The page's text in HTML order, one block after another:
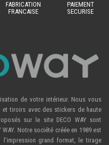
FABRICATION
FRANCAISE
PAIEMENT
SECURISE
de votre intérieur. Nous vous
et tiroirs avec des stickers de haute
sur le site DECO WAY sont
Notre société créée en 1989 est
l’impression grand format, le tirage